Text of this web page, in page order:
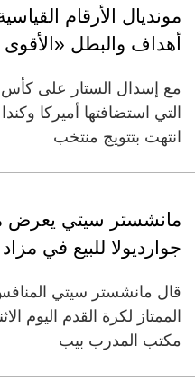
أهداف والبطل «الأقوى
التي استضافتها أميركا
انتهت بتتويج منتخب
مانشستر سيتي يعرض
جوارديولا للبيع في مزاد
قال مانشستر سيتي
الممتاز لكرة ‌القدم اليوم
مكتب المدرب بيب